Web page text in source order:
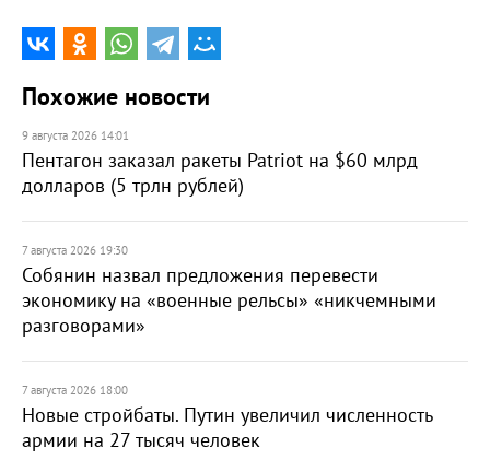
Похожие новости
9 августа 2026 14:01
Пентагон заказал ракеты Patriot на $60 млрд
долларов (5 трлн рублей)
7 августа 2026 19:30
Собянин назвал предложения перевести
экономику на «военные рельсы» «никчемными
разговорами»
7 августа 2026 18:00
Новые стройбаты. Путин увеличил численность
армии на 27 тысяч человек